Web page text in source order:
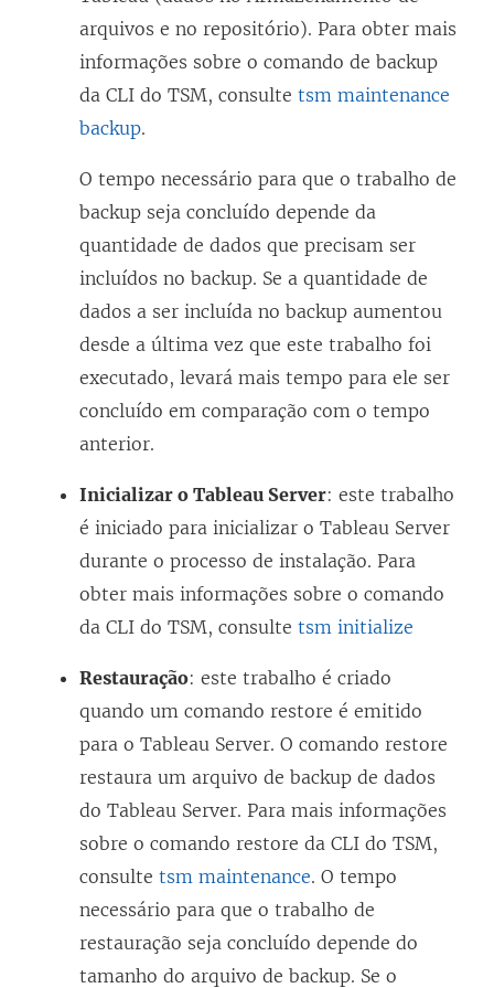
arquivos e no repositório). Para obter mais
informações sobre o comando de backup
da CLI do TSM, consulte tsm maintenance
backup.
O tempo necessário para que o trabalho de
backup seja concluído depende da
quantidade de dados que precisam ser
incluídos no backup. Se a quantidade de
dados a ser incluída no backup aumentou
desde a última vez que este trabalho foi
executado, levará mais tempo para ele ser
concluído em comparação com o tempo
anterior.
Inicializar o Tableau Server: este trabalho
é iniciado para inicializar o Tableau Server
durante o processo de instalação. Para
obter mais informações sobre o comando
da CLI do TSM, consulte tsm initialize
Restauração: este trabalho é criado
quando um comando restore é emitido
para o Tableau Server. O comando restore
restaura um arquivo de backup de dados
do Tableau Server. Para mais informações
sobre o comando restore da CLI do TSM,
consulte tsm maintenance. O tempo
necessário para que o trabalho de
restauração seja concluído depende do
tamanho do arquivo de backup. Se o